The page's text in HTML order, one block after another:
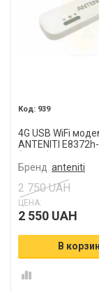
939
4G USB WiFi
ANTENITI
Бренд anteniti
2 750 UAH
ЦЕНА:
2 550 UAH
В